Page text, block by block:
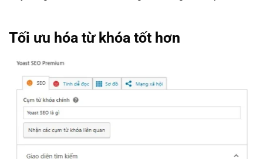
Tối ưu hóa từ khóa tốt hơn